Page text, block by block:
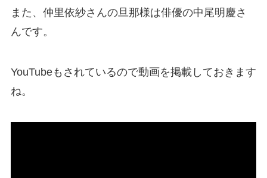
また、仲里依紗さんの旦那様は俳優の中尾明慶さ
んです。
YouTubeもされているので動画を掲載しておきます
ね。